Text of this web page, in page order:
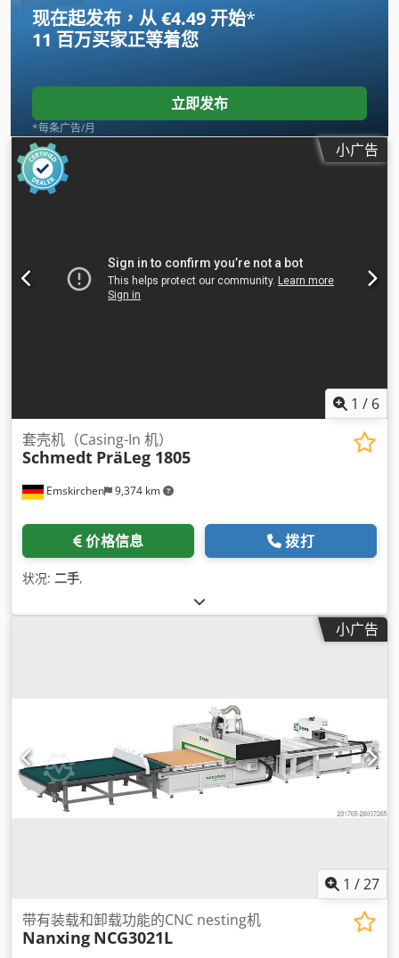
现在起发布，从 €4.49 开始*
11 百万买家正等着您
立即发布
*每条广告/月
小广告
1 / 6
Emskirchen 9,374 km
套壳机（Casing-In 机）
Schmedt PräLeg 1805
价格信息 拨打
状况: 二手,
小广告
1 /27
带有装载和卸载功能的CNC nesting机
Nanxing NCG3021L